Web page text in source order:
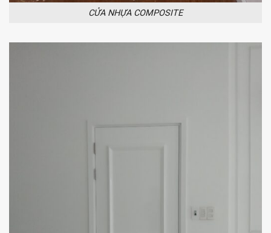
CỬA NHỰA COMPOSITE